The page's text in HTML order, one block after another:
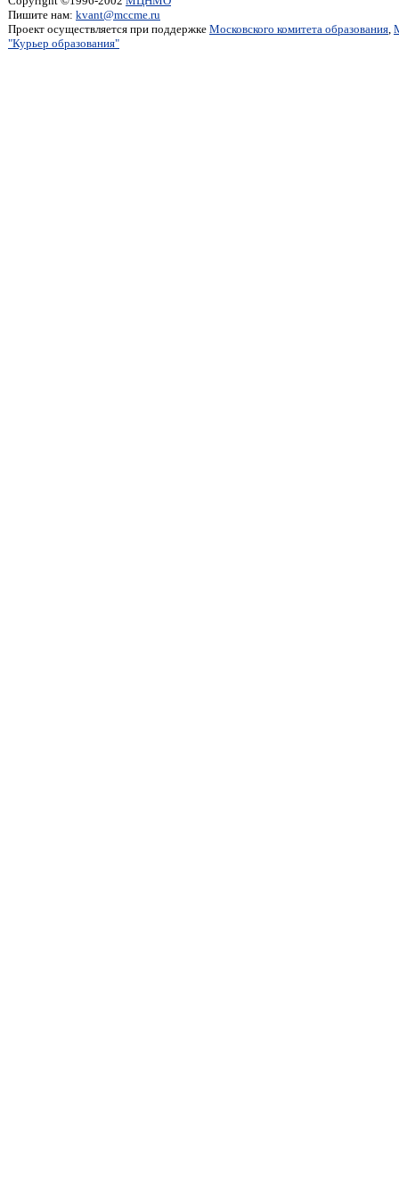
Пишите нам: kvant@mccme.ru
Проект осуществляется при поддержке Московского комитета образования,
"Курьер образования"